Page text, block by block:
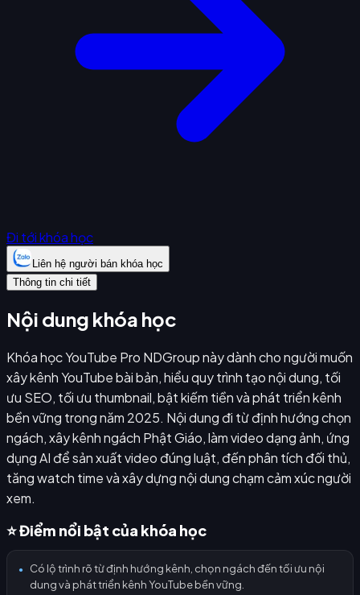
Đi tới khóa học
Liên hệ người bán khóa học
Thông tin chi tiết
Nội dung khóa học
Khóa học YouTube Pro NDGroup này dành cho người muốn
xây kênh YouTube bài bản, hiểu quy trình tạo nội dung, tối
ưu SEO, tối ưu thumbnail, bật kiếm tiền và phát triển kênh
bền vững trong năm 2025. Nội dung đi từ định hướng chọn
ngách, xây kênh ngách Phật Giáo, làm video dạng ảnh, ứng
dụng AI để sản xuất video đúng luật, đến phân tích đối thủ,
tăng watch time và xây dựng nội dung chạm cảm xúc người
xem.
⭐ Điểm nổi bật của khóa học
●
Có lộ trình rõ từ định hướng kênh, chọn ngách đến tối ưu nội
dung và phát triển kênh YouTube bền vững.